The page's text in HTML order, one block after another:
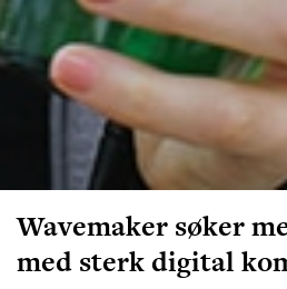
Wavemaker søker
med sterk digital